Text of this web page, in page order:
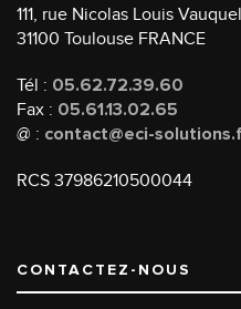
111, rue Nicolas Louis
31100 Toulouse FRANCE
Tél : 05.62.72.39.60
Fax : 05.61.13.02.65
@ : contact@eci-
RCS 37986210500044
CONTACTEZ-NOUS